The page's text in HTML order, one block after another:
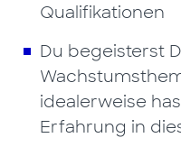
Qualifikationen
Du begeisterst
idealerweise
Erfahrung in